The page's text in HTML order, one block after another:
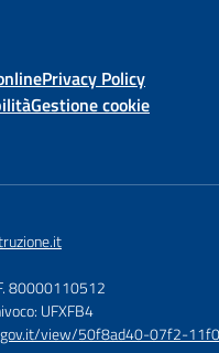
Privacy Policy
Gestione cookie
80000110512
UFXFB4
view/50f8ad40-07f2-